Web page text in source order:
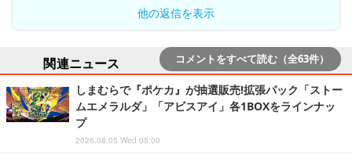
他の返信を表示
コメントをすべて読む（全63件）
関連ニュース
しまむらで『ポケカ』が抽選販売!拡張パック「ストー
ムエメラルダ」「アビスアイ」各1BOXをラインナッ
プ
2026.08.05 Wed 05:00